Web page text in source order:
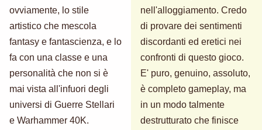
ovviamente, lo stile
artistico che mescola
fantasy e fantascienza, e lo
fa con una classe e una
personalità che non si è
mai vista all'infuori degli
universi di Guerre Stellari
e Warhammer 40K.
nell'alloggiamento. Credo
di provare dei sentimenti
discordanti ed eretici nei
confronti di questo gioco.
E' puro, genuino, assoluto,
è completo gameplay, ma
in un modo talmente
destrutturato che finisce